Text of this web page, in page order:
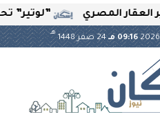
”لوتير” تحتضن
09:16 مـ 24 صفر 1448
هـ